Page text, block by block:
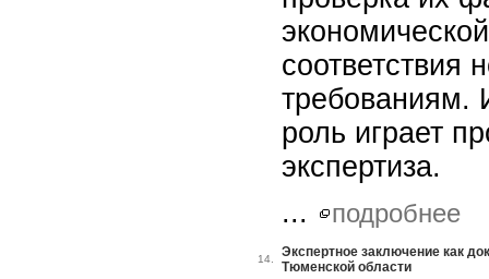
соответствия
требованиям.
роль играет
экспертиза.
...
подробнее
14.
Экспертное заключение как
Тюменской области